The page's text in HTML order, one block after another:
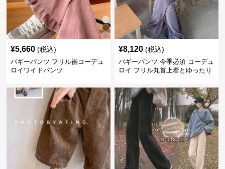
¥5,660 (税込)
バギーパンツ フリル裾コーデュ
ロイワイドパンツ
¥8,120 (税込)
バギーパンツ 今季必須 コーデュ
ロイ フリル丸首上着とゆったり